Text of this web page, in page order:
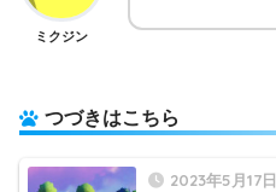
ミクジン
つづきはこちら
2023年5月17日